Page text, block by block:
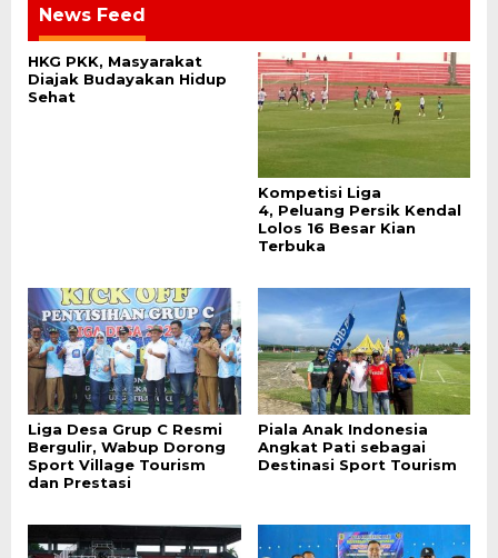
News Feed
HKG PKK, Masyarakat
Diajak Budayakan Hidup
Sehat
Kompetisi Liga
4, Peluang Persik Kendal
Lolos 16 Besar Kian
Terbuka
Liga Desa Grup C Resmi
Bergulir, Wabup Dorong
Sport Village Tourism
dan Prestasi
Piala Anak Indonesia
Angkat Pati sebagai
Destinasi Sport Tourism